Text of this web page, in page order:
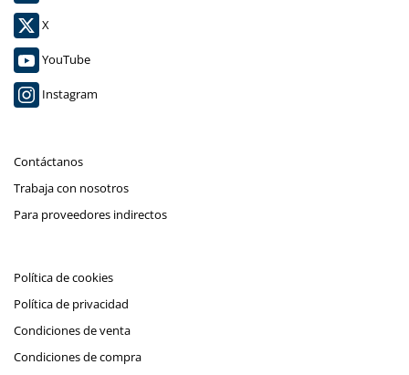
X
YouTube
Instagram
Contáctanos
Trabaja con nosotros
Para proveedores indirectos
Política de cookies
Política de privacidad
Condiciones de venta
Condiciones de compra